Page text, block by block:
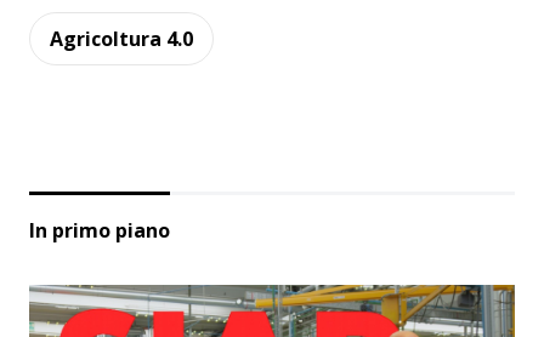
Agricoltura 4.0
In primo piano